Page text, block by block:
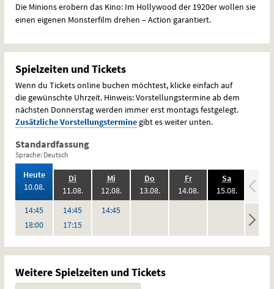
Die Minions erobern das Kino: Im Hollywood der 1920er wollen sie
einen eigenen Monsterfilm drehen – Action garantiert.
Spielzeiten und Tickets
Wenn du Tickets online buchen möchtest, klicke einfach auf
die gewünschte Uhrzeit. Hinweis: Vorstellungstermine ab dem
nächsten Donnerstag werden immer erst montags festgelegt.
Zusätzliche Vorstellungstermine gibt es weiter unten.
Standardfassung
Sprache: Deutsch
Heute,
10.08.2026:
14:45Uhr
18:00Uhr
Di
11.08.2026:
14:45Uhr
17:15Uhr
Mi.,
12.08.2026:
14:45Uhr
Do
13.08.2026:
Fr.,
14.08.2026:
Sa.,
15.08.2026:
Vorstellungen
Weitere Spielzeiten und Tickets